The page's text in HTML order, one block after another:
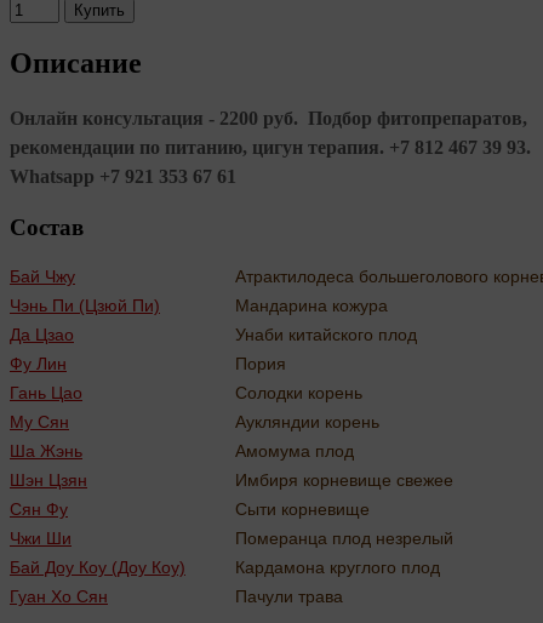
Купить
Описание
Онлайн консультация - 2200 руб. Подбор фитопрепаратов,
рекомендации по питанию, цигун терапия. +7 812 467 39 93.
Whatsapp +7 921 353 67 61
Состав
Бай Чжу
Атрактилодеса большеголового
Чэнь Пи (Цзюй Пи)
Мандарина кожура
Да Цзао
Унаби китайского плод
Фу Лин
Пория
Гань Цао
Солодки корень
Му Сян
Аукляндии корень
Ша Жэнь
Амомума плод
Шэн Цзян
Имбиря корневище свежее
Сян Фу
Сыти корневище
Чжи Ши
Померанца плод незрелый
Бай Доу Коу (Доу Коу)
Кардамона круглого плод
Гуан Хо Сян
Пачули трава